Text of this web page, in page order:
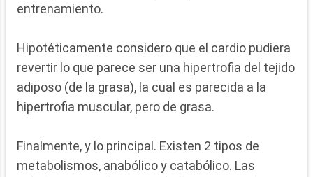
entrenamiento.
Hipotéticamente considero que el cardio pudiera
revertir lo que parece ser una hipertrofia del tejido
adiposo (de la grasa), la cual es parecida a la
hipertrofia muscular, pero de grasa.
Finalmente, y lo principal. Existen 2 tipos de
metabolismos, anabólico y catabólico. Las